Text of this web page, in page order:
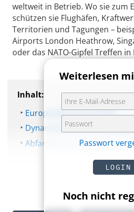
weltweit in Betrieb. Wo sie zum
schützen sie Flughäfen,
Territorien und Tagungen –
Airports London Heathrow,
oder das NATO-Gipfel Treffen in
Inhalt:
Europaweite Drone Wall
Dynamische Bedrohungslage
Abfangdrohnen sollen
Weiterlesen
Passwort
LOGIN
Noch nicht